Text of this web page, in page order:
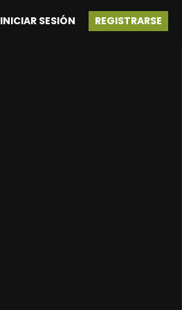
REGISTRARSE
INICIAR SESIÓN